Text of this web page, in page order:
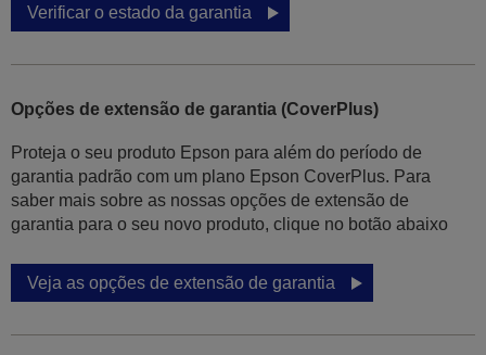
Verificar o estado da garantia
Opções de extensão de garantia (CoverPlus)
Proteja o seu produto Epson para além do período de
garantia padrão com um plano Epson CoverPlus. Para
saber mais sobre as nossas opções de extensão de
garantia para o seu novo produto, clique no botão abaixo
Veja as opções de extensão de garantia